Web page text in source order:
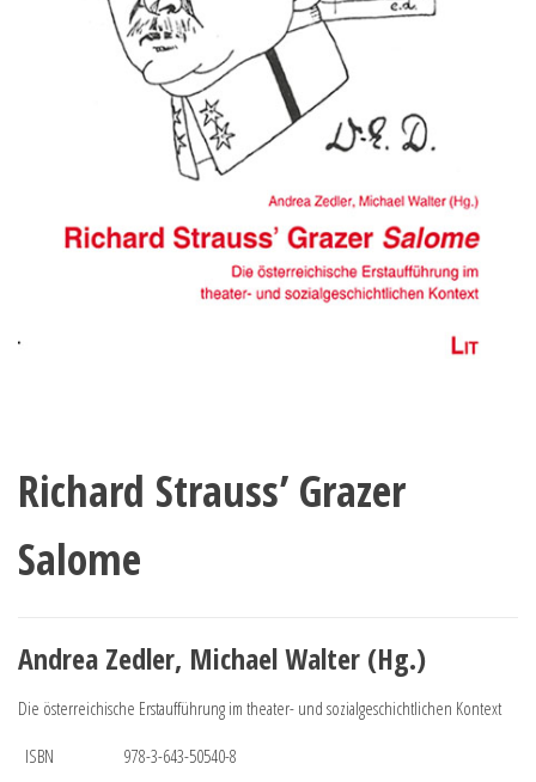
Richard Strauss’ Grazer
Salome
Andrea Zedler, Michael Walter (Hg.)
Die österreichische Erstaufführung im theater- und sozialgeschichtlichen Kontext
ISBN
978-3-643-50540-8